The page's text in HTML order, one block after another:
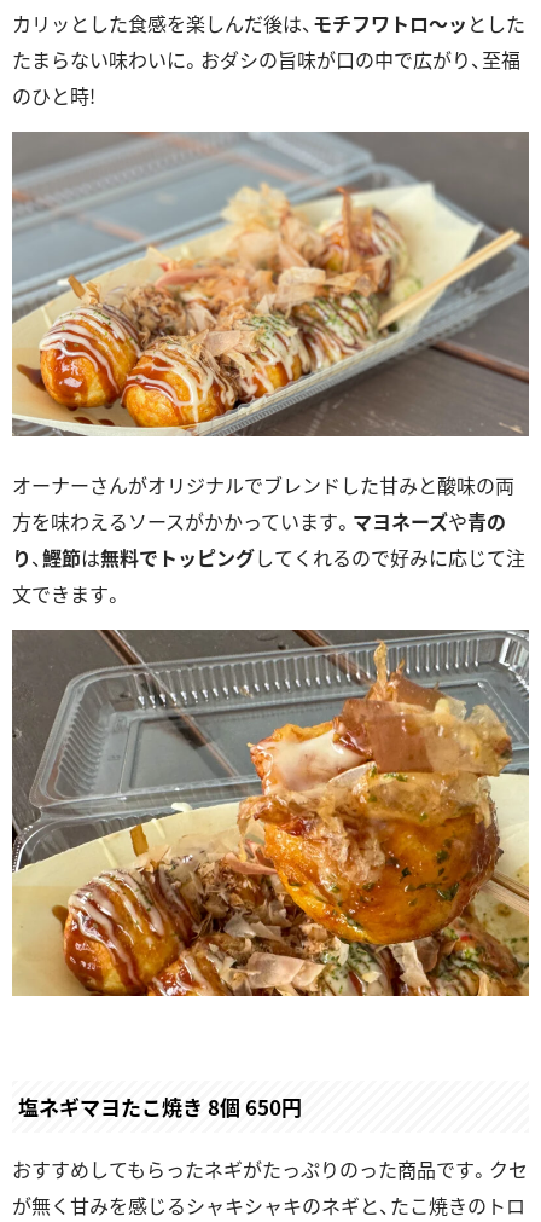
カリッとした食感を楽しんだ後は、 モチフワトロ～ッ とした
たまらない味わいに。おダシの旨味が口の中で広がり、至福
のひと時!
オーナーさんがオリジナルでブレンドした甘みと酸味の両
方を味わえるソースがかかっています。 マヨネーズや青の
り、 鰹節は無料でトッピングしてくれるので好みに応じて注
文できます。
塩ネギマヨたこ焼き 8個 650円
おすすめしてもらったネギがたっぷりのった商品です。クセ
が無く甘みを感じるシャキシャキのネギと、たこ焼きのトロ